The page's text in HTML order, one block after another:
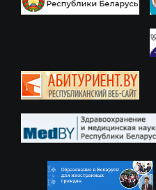
Экзамены
Подготовительное отделение
Практика
Студенческое научное общество